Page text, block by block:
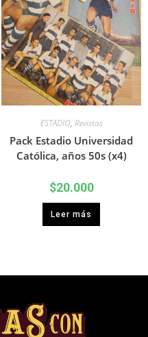
ESTADIO, Revistas
Pack Estadio Universidad
Católica, años 50s (x4)
$20.000
Leer más